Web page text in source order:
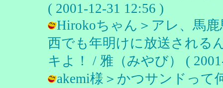
( 2001-12-31 12:56 )
Hirokoちゃん＞アレ、馬
西でも年明けに放送される
キよ！ / 雅（みやび） (
akemi様＞かつサンドって